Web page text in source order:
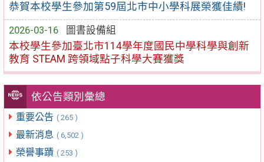
恭賀本校學生參加第59屆北市中小學科展榮獲佳績!
2026-03-16
圖書設備組
本校學生參加臺北市114學年度國民中學科學與創新
教育 STEAM 跨領域點子科學大賽獲獎
依公告類別彙總
重要公告 ( 265 )
最新消息 ( 6,502 )
榮譽事蹟 ( 253 )